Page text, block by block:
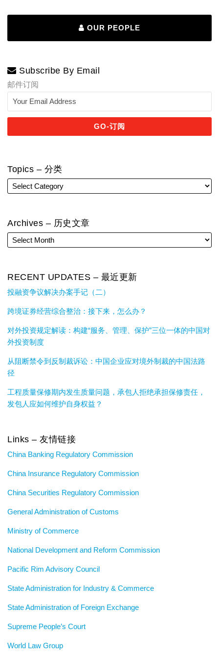
OUR PEOPLE
Subscribe By Email
邮件订阅
Topics – 分类
Archives – 历史文章
RECENT UPDATES – 最近更新
投融资争议解决办案手记（二）
跨境证券经营综合整治：接下来，怎么办？
对外投资规定解读：构建“服务、管理、保护”三位一体的中国对
外投资制度
从阻断禁令到反制裁诉讼：中国企业应对境外制裁的中国法路
径
工程质量保修期内发生质量问题，承包人拒绝承担保修责任，
发包人应如何维护自身权益？
Links – 友情链接
China Banking Regulatory Commission
China Insurance Regulatory Commission
China Securities Regulatory Commission
General Administration of Customs
Ministry of Commerce
National Development and Reform Commission
Pacific Rim Advisory Council
State Administration for Industry & Commerce
State Administration of Foreign Exchange
Supreme People’s Court
World Law Group